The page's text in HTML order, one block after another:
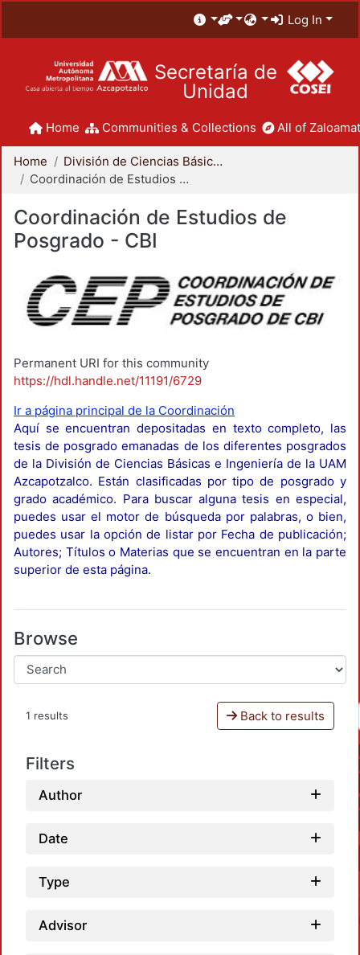
Log In
Secretaría de
Unidad
Home Communities & Collections All of
Home
División de Ciencias Básicas e Ingeniería
Coordinación de Estudios de Posgrado - CBI
Coordinación de Estudios de
Posgrado - CBI
Permanent URI for this community
https://hdl.handle.net/11191/6729
Ir a página principal de la Coordinación
Aquí se encuentran depositadas en texto completo, las
tesis de posgrado emanadas de los diferentes posgrados
de la División de Ciencias Básicas e Ingeniería de la UAM
Azcapotzalco. Están clasificadas por tipo de posgrado y
grado académico. Para buscar alguna tesis en especial,
puedes usar el motor de búsqueda por palabras, o bien,
puedes usar la opción de listar por Fecha de publicación;
Autores; Títulos o Materias que se encuentran en la parte
superior de esta página.
Browse
1 results Back to results
Filters
Author
Date
Type
Advisor